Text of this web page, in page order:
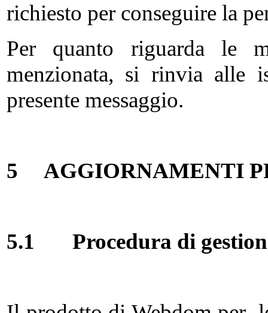
richiesto per conseguire la
Per quanto riguarda le
menzionata, si rinvia
presente messaggio.
5 AGGIORNAMENTI
5.1 Procedura di